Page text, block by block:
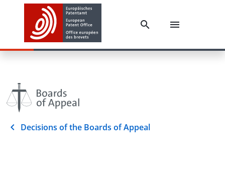
Decisions of the Boards of Appeal